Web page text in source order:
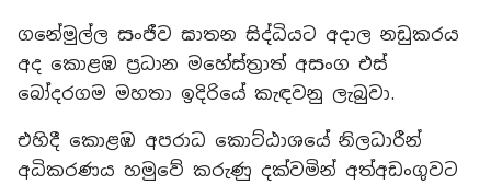
ගනේමුල්ල සංජීව ඝාතන සිද්ධියට අදාල නඩුකරය
අද කොළඹ ප්‍රධාන මහේස්ත්‍රාත් අසංග එස්
බෝදරගම මහතා ඉදිරියේ කැඳවනු ලැබුවා.
එහිදී කොළඹ අපරාධ කොට්ඨාශයේ නිලධාරීන්
අධිකරණය හමුවේ කරුණු දක්වමින් අත්අඩංගුවට